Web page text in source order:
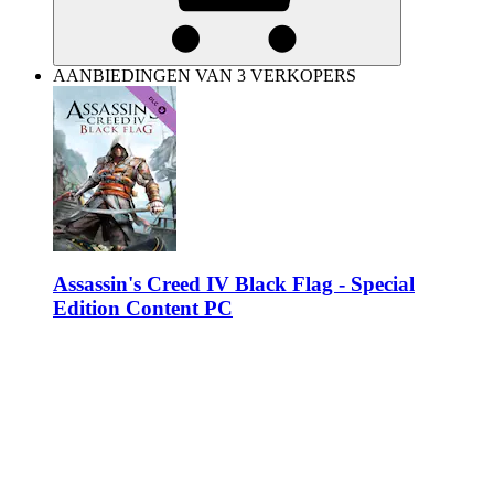
AANBIEDINGEN VAN 3 VERKOPERS
Assassin's Creed IV Black Flag - Special
Edition Content PC